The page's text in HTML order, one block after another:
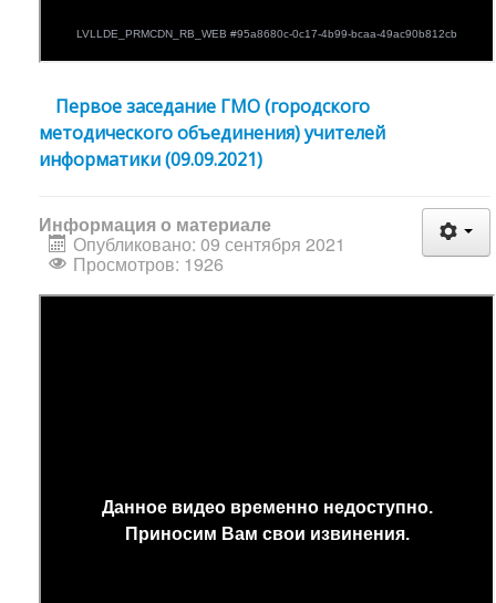
Первое заседание ГМО (городского
методического объединения) учителей
информатики (09.09.2021)
Информация о материале
Опубликовано: 09 сентября 2021
Просмотров: 1926